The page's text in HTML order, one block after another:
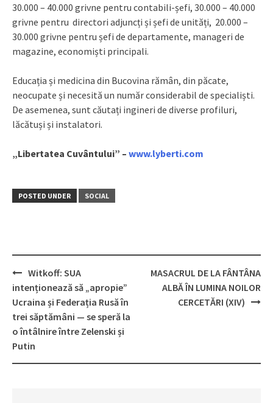
30.000 – 40.000 grivne pentru contabili-șefi, 30.000 – 40.000
grivne pentru directori adjuncți și șefi de unități, 20.000 –
30.000 grivne pentru șefi de departamente, manageri de
magazine, economiști principali.
Educația și medicina din Bucovina rămân, din păcate,
neocupate și necesită un număr considerabil de specialiști.
De asemenea, sunt căutați ingineri de diverse profiluri,
lăcătuși și instalatori.
„Libertatea Cuvântului” – www.lyberti.com
POSTED UNDER SOCIAL
Post
navigation
Witkoff: SUA
intenționează să „apropie”
Ucraina și Federația Rusă în
trei săptămâni — se speră la
o întâlnire între Zelenski și
Putin
MASACRUL DE LA FÂNTÂNA
ALBĂ ÎN LUMINA NOILOR
CERCETĂRI (XIV)